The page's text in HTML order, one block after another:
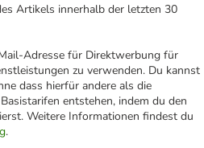
Artikels innerhalb der letzten 30
Adresse für Direktwerbung für
zu verwenden. Du kannst
dass hierfür andere als die
entstehen, indem du den
Weitere Informationen findest du
.